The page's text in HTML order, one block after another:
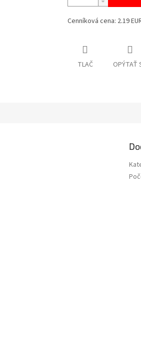
Cenníková cena: 2.19
TLAČ OPÝTAŤ